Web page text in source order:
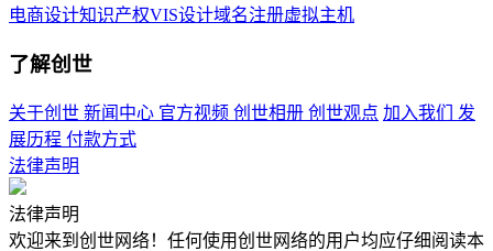
电商设计知识产权VIS设计域名注册虚拟主机
了解创世
关于创世 新闻中心 官方视频 创世相册 创世观点 加入我们 发
展历程 付款方式
法律声明
法律声明
欢迎来到创世网络！任何使用创世网络的用户均应仔细阅读本